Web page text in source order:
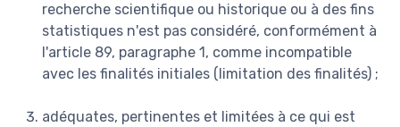
recherche scientifique ou historique ou à des fins
statistiques n'est pas considéré, conformément à
l'article 89, paragraphe 1, comme incompatible
avec les finalités initiales (limitation des finalités) ;
adéquates, pertinentes et limitées à ce qui est